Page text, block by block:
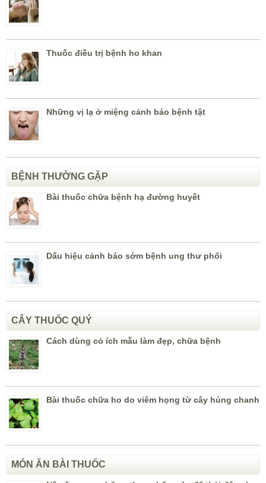
Thuốc điều trị bệnh ho khan
Những vị lạ ở miệng cảnh báo bệnh tật
BỆNH THƯỜNG GẶP
Bài thuốc chữa bệnh hạ đường huyết
Dấu hiệu cảnh báo sớm bệnh ung thư phổi
CÂY THUỐC QUÝ
Cách dùng cỏ ích mẫu làm đẹp, chữa bệnh
Bài thuốc chữa ho do viêm họng từ cây húng chanh
MÓN ĂN BÀI THUỐC